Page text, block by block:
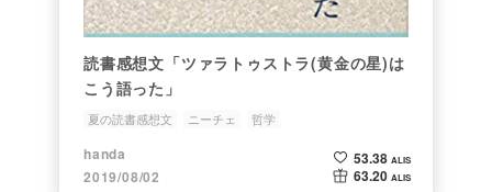
読書感想文「ツァラトゥストラ(黄金の星)は
こう語った」
夏の読書感想文 ニーチェ 哲学
handa
2019/08/02
53.38 ALIS
63.20 ALIS